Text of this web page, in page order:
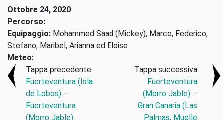
Ottobre 24, 2020
Percorso:
Equipaggio: Mohammed Saad (Mickey), Marco, Federico,
Stefano, Maribel, Arianna ed Eloise
Meteo:
Tappa precedente
Fuerteventura (Isla
de Lobos) –
Fuerteventura
(Morro Jable)
Tappa successiva
Fuerteventura
(Morro Jable) –
Gran Canaria (Las
Palmas, Muelle